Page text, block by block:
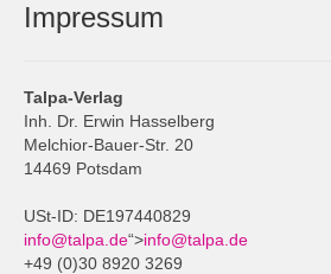
Marketing
Philosophie
Dies & Das
AGB
Impressum
Talpa-Verlag
Inh. Dr. Erwin Hasselberg
Melchior-Bauer-Str. 20
14469 Potsdam
USt-ID: DE197440829
info@talpa.de“>info@talpa.de
+49 (0)30 8920 3269